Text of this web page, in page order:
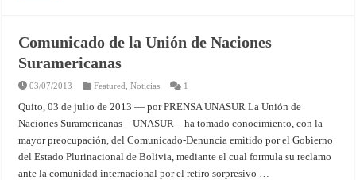
Comunicado de la Unión de Naciones
Suramericanas
03/07/2013 Featured ,Noticias 1
Quito, 03 de julio de 2013 — por PRENSA UNASUR La Unión de
Naciones Suramericanas – UNASUR – ha tomado conocimiento, con la
mayor preocupación, del Comunicado-Denuncia emitido por el Gobierno
del Estado Plurinacional de Bolivia, mediante el cual formula su reclamo
ante la comunidad internacional por el retiro sorpresivo …